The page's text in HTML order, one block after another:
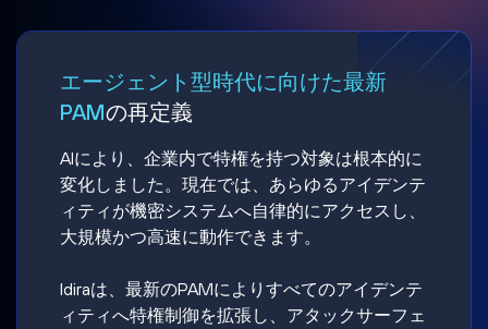
エージェント型時代に向けた最新
PAMの再定義
AIにより、企業内で特権を持つ対象は根本的に
変化しました。現在では、あらゆるアイデンテ
ィティが機密システムへ自律的にアクセスし、
大規模かつ高速に動作できます。
Idiraは、最新のPAMによりすべてのアイデンテ
ィティへ特権制御を拡張し、アタックサーフェ